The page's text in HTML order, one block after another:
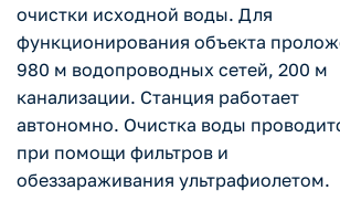
очистки исходной воды. Для
функционирования объекта
980 м водопроводных сетей, 200 м
канализации. Станция работает
автономно. Очистка воды
при помощи фильтров и
обеззараживания ультрафиолетом.